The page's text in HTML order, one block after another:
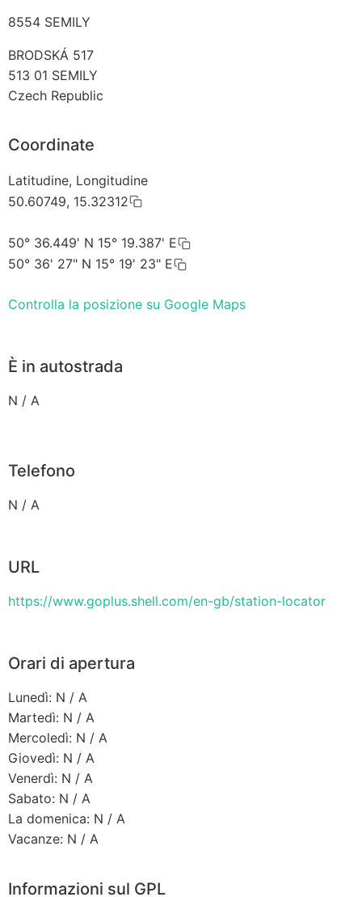
8554 SEMILY
BRODSKÁ 517
513 01 SEMILY
Czech Republic
Coordinate
Latitudine, Longitudine
50.60749, 15.32312
50° 36.449' N 15° 19.387' E
50° 36' 27" N 15° 19' 23" E
Controlla la posizione su Google Maps
È in autostrada
N / A
Telefono
N / A
URL
https://www.goplus.shell.com/en-gb/station-locator
Orari di apertura
Lunedì: N / A
Martedì: N / A
Mercoledì: N / A
Giovedì: N / A
Venerdì: N / A
Sabato: N / A
La domenica: N / A
Vacanze: N / A
Informazioni sul GPL